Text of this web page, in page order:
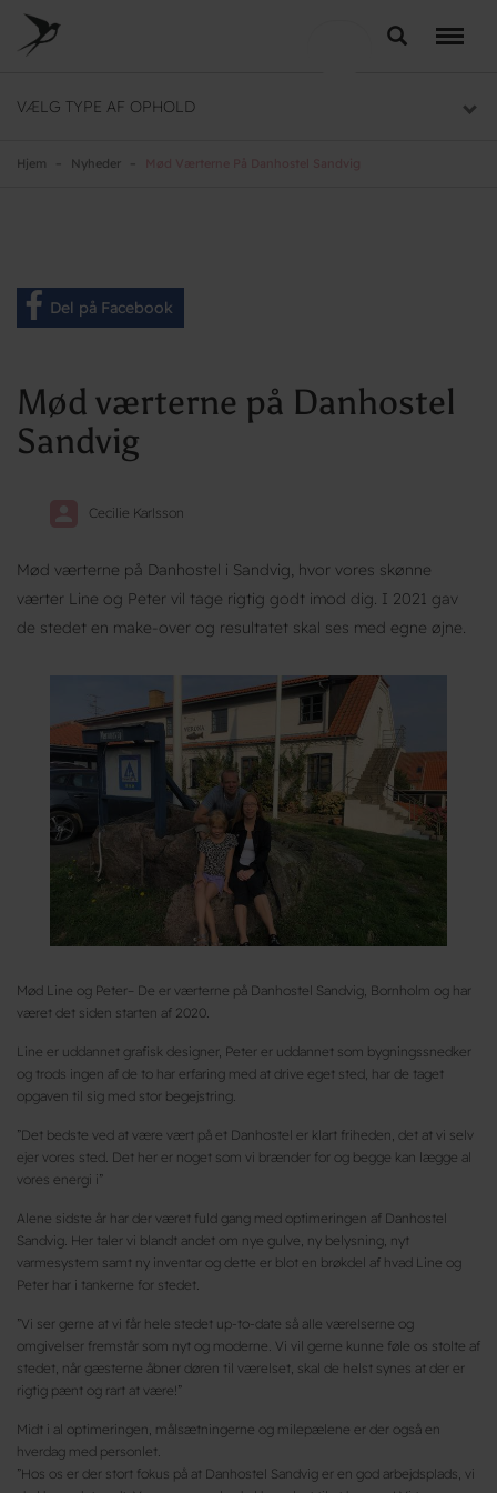
main
Søg
VÆLG TYPE AF OPHOLD
LEJRSKOLE
GRUPPER
Overnatning til grupper
Hjem Nyheder
Del på Facebook
Mød værterne på Danhostel
Sandvig
Cecilie Karlsson
Mød værterne på Danhostel i Sandvig, hvor vores skønne
værter Line og Peter vil tage rigtig godt imod dig. I 2021 gav
de stedet en make-over og resultatet skal ses med egne øjne.
Mød Line og Peter– De er værterne på Danhostel Sandvig, Bornholm og har
været det siden starten af 2020.
Line er uddannet grafisk designer, Peter er uddannet som bygningssnedker
og trods ingen af de to har erfaring med at drive eget sted, har de taget
opgaven til sig med stor begejstring.
”Det bedste ved at være vært på et Danhostel er klart friheden, det at vi selv
ejer vores sted. Det her er noget som vi brænder for og begge kan lægge al
vores energi i”
Alene sidste år har der været fuld gang med optimeringen af Danhostel
Sandvig. Her taler vi blandt andet om nye gulve, ny belysning, nyt
varmesystem samt ny inventar og dette er blot en brøkdel af hvad Line og
Peter har i tankerne for stedet.
”Vi ser gerne at vi får hele stedet up-to-date så alle værelserne og
omgivelser fremstår som nyt og moderne. Vi vil gerne kunne føle os stolte af
stedet, når gæsterne åbner døren til værelset, skal de helst synes at der er
rigtig pænt og rart at være!”
Midt i al optimeringen, målsætningerne og milepælene er der også en
hverdag med personlet.
”Hos os er der stort fokus på at Danhostel Sandvig er en god arbejdsplads, vi